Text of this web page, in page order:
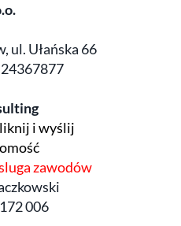
ul. Ułańska 66
i wyślij
zawodów
006